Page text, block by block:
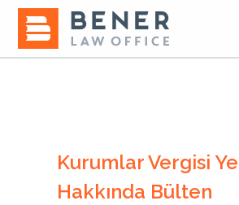
Kurumlar Vergisi
Hakkında Bülten